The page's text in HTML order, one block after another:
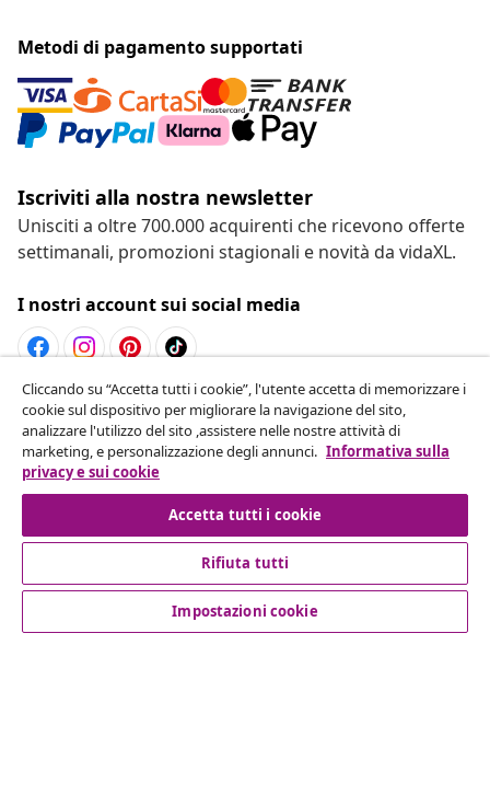
Metodi di pagamento supportati
Iscriviti alla nostra newsletter
Unisciti a oltre 700.000 acquirenti che ricevono offerte
settimanali, promozioni stagionali e novità da vidaXL.
I nostri account sui social media
Recesso dal contratto
Invia una richiesta di recesso per il tuo ordine.
Recesso dal contratto
Servizio clienti
Cliccando su “Accetta tutti i cookie”, l'utente accetta di memorizzare i
cookie sul dispositivo per migliorare la navigazione del sito,
analizzare l'utilizzo del sito ,assistere nelle nostre attività di
marketing, e personalizzazione degli annunci. Informativa sulla
privacy e sui cookie
Accetta tutti i cookie
Rifiuta tutti
Impostazioni cookie